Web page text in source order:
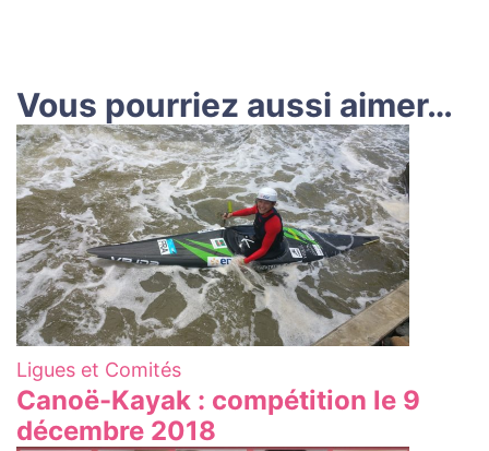
Vous pourriez aussi aimer…
Ligues et Comités
Canoë-Kayak : compétition le 9
décembre 2018